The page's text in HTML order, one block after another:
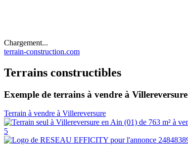
Chargement...
terrain-construction.com
Terrains constructibles
Exemple de terrains à vendre à Villereversure
Terrain à vendre à Villereversure
5